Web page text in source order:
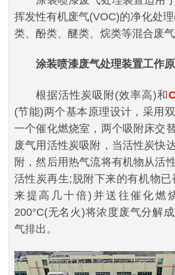
挥发性有机废气(VOC)的净化处
类、酚类、醚类、烷类等混合废气
涂装喷漆废气处理装置工作
根据活性炭吸附(效率高)和
(节能)两个基本原理设计，采用
一个催化燃烧室，两个吸附床交
废气用活性炭吸附，当活性炭快
附，然后用热气流将有机物从活
活性炭再生;脱附下来的有机物
来提高几十倍)并送往催化燃
200°C(无名火)将浓度废气分解
气排出。